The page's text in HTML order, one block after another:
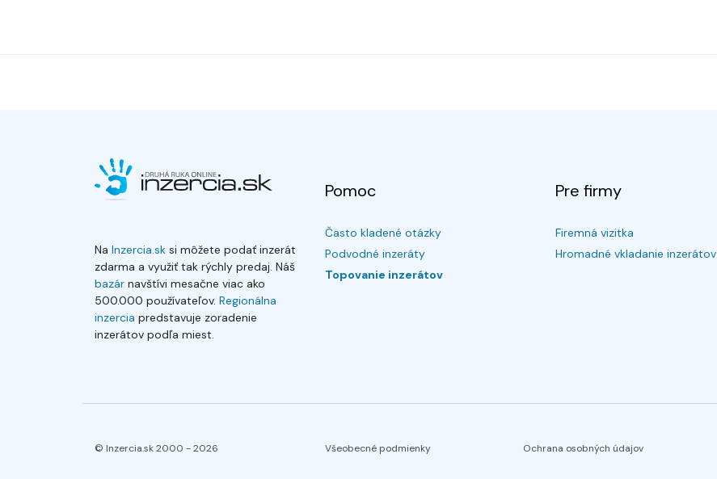
Na Inzercia.sk si môžete podať inzerát
zdarma a využiť tak rýchly predaj. Náš
bazár navštívi mesačne viac ako
500.000 používateľov. Regionálna
inzercia predstavuje zoradenie
inzerátov podľa miest.
Pomoc
Často kladené otázky
Podvodné inzeráty
Topovanie inzerátov
Pre firmy
Firemná vizitka
Hromadné vkladanie inzerátov
© Inzercia.sk 2000 -2026 Všeobecné podmienky Ochrana osobných údajov